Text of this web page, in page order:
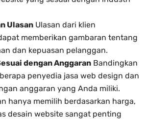
Ulasan Ulasan dari klien
memberikan gambaran tentang
dan kepuasan pelanggan.
dengan Anggaran Bandingkan
penyedia jasa web design dan
anggaran yang Anda miliki.
hanya memilih berdasarkan harga,
desain website sangat penting